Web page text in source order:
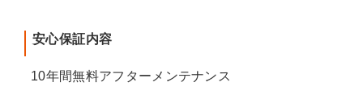
安心保証内容
10年間無料アフターメンテナンス